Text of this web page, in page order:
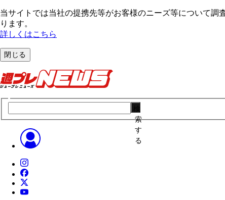
当サイトでは当社の提携先等がお客様のニーズ等について調
ります。
詳しくはこちら
閉じる
索
す
る